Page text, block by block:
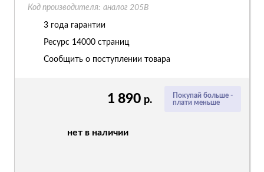
Покупай больше -
плати меньше
1 890 р.
нет в наличии
Код производителя: аналог 205B
3 года гарантии
Ресурс 14000 страниц
Сообщить о поступлении товара